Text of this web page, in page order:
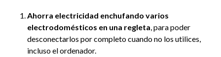
Ahorra electricidad enchufando varios
electrodomésticos en una regleta, para poder
desconectarlos por completo cuando no los utilices,
incluso el ordenador.